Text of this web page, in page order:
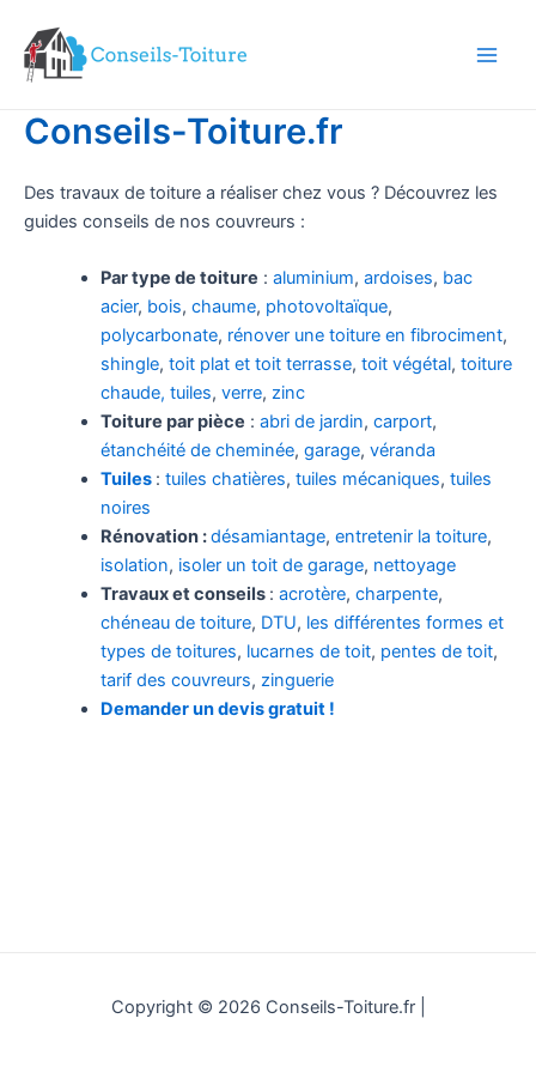
contenu
Conseils-Toiture.fr
Des travaux de toiture a réaliser chez vous ? Découvrez les
guides conseils de nos couvreurs :
Par type de toiture : aluminium, ardoises, bac
acier, bois, chaume, photovoltaïque,
polycarbonate, rénover une toiture en fibrociment,
shingle, toit plat et toit terrasse, toit végétal, toiture
chaude, tuiles, verre, zinc
Toiture par pièce : abri de jardin, carport,
étanchéité de cheminée, garage, véranda
Tuiles : tuiles chatières, tuiles mécaniques, tuiles
noires
Rénovation :désamiantage, entretenir la toiture,
isolation, isoler un toit de garage, nettoyage
Travaux et conseils : acrotère, charpente,
chéneau de toiture, DTU, les différentes formes et
types de toitures, lucarnes de toit, pentes de toit,
tarif des couvreurs, zinguerie
Demander un devis gratuit !
Copyright © 2026 Conseils-Toiture.fr |